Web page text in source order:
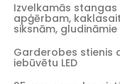
Izvelkamās stangas
apģērbam,
siksnām,
Garderobes stienis
iebūvētu LED